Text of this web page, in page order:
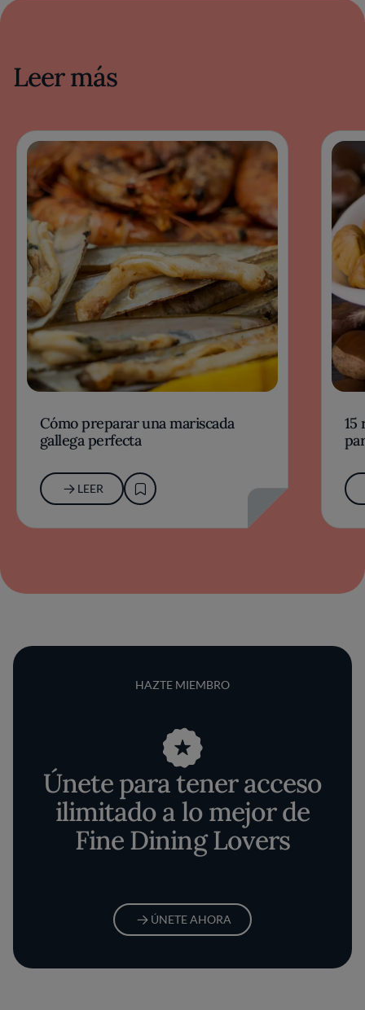
Leer más
Cómo preparar una mariscada
gallega perfecta
LEER
15
HAZTE MIEMBRO
Únete para tener acceso
ilimitado a lo mejor de
Fine Dining Lovers
ÚNETE AHORA